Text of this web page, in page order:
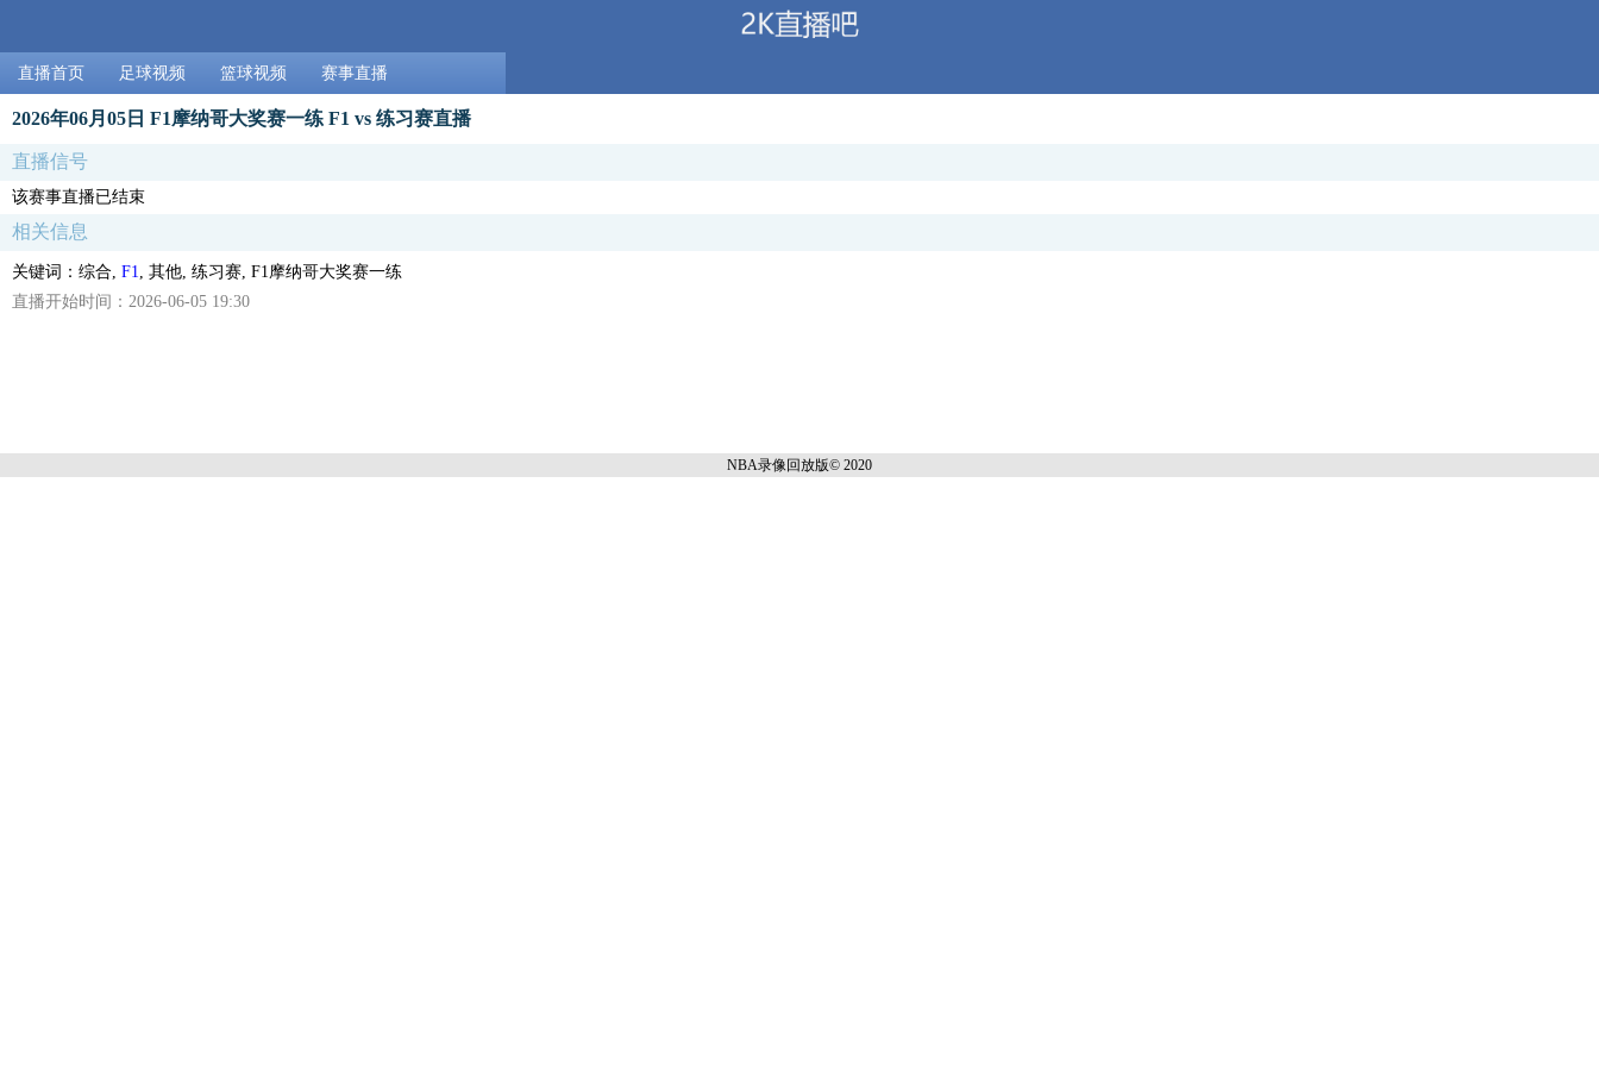
直播首页 足球视频 篮球视频 赛事直播
2026年06月05日 F1摩纳哥大奖赛一练 F1 vs 练习赛直播
直播信号
该赛事直播已结束
相关信息
关键词：综合, F1
, 其他, 练习赛, F1摩纳哥大奖赛一练
直播开始时间：2026-06-05 19:30
NBA录像回放版© 2020